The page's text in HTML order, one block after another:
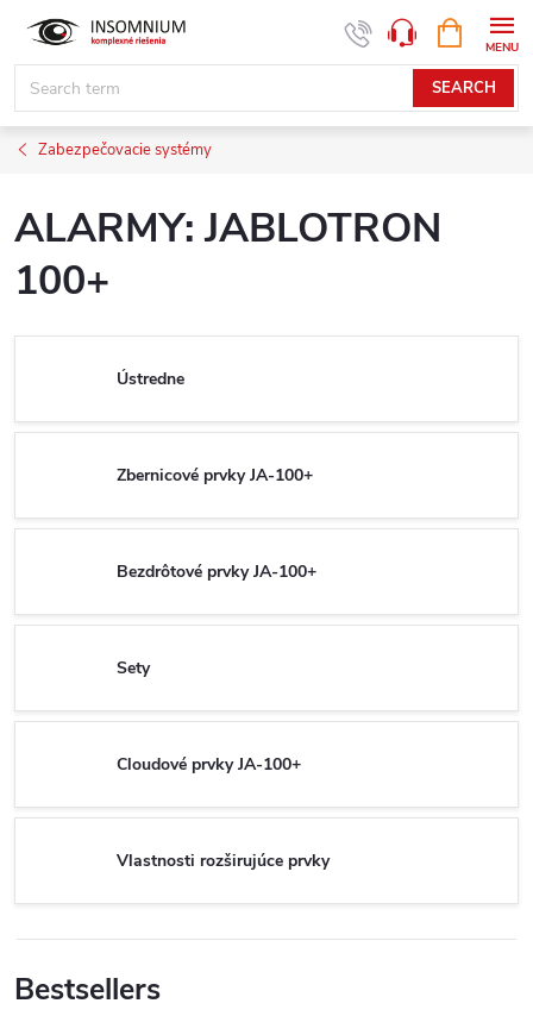
content
SEARCH
CART
Zabezpečovacie systémy
ALARMY: JABLOTRON
100+
Ústredne
Zbernicové prvky JA-100+
Bezdrôtové prvky JA-100+
Sety
Cloudové prvky JA-100+
Vlastnosti rozširujúce prvky
Bestsellers
www.insomnium.sk - Chat